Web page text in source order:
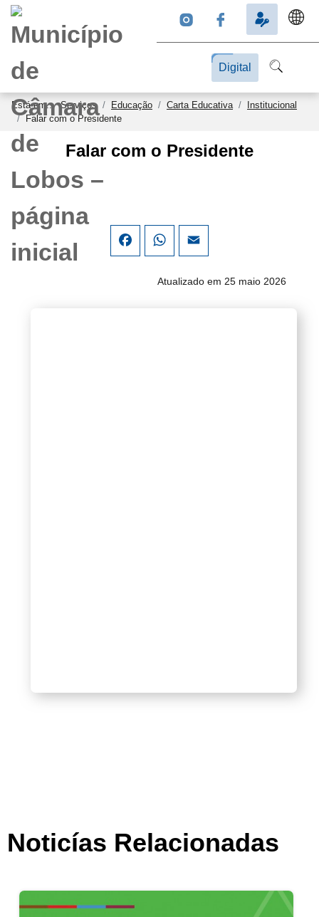
Digital
Está em...Serviços Educação Carta Educativa
Institucional
Falar com o Presidente
FacebookWhatsApp
Falar com o Presidente
Atualizado em 25 maio 2026
Noticías Relacionadas
Apoio à Infância | Medida extraordinária